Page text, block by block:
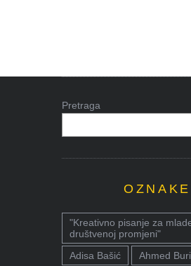
Pretraga
OZNAKE
"Kreativno pisanje za
društvenoj promjeni"
Adisa Bašić
Ahmed